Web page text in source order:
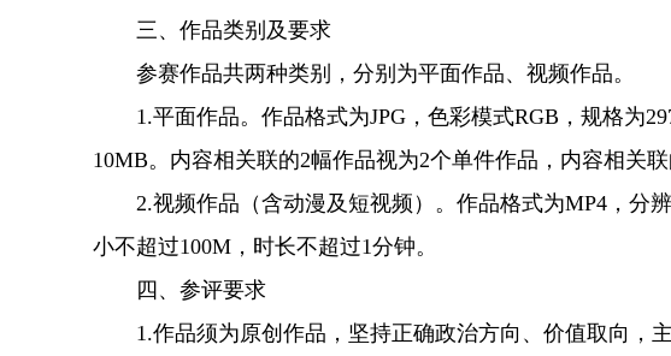
三、作品类别及要求
参赛作品共两种类别，分别为平面作品、视频作品。
1.平面作品。作品格式为JPG，色彩模式RGB，规格为
10MB。内容相关联的2幅作品视为2个单件作品，内容相关
2.视频作品（含动漫及短视频）。作品格式为MP4，分辨
小不超过100M，时长不超过1分钟。
四、参评要求
1.作品须为原创作品，坚持正确政治方向、价值取向，